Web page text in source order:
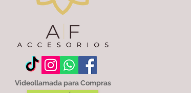
Videollamada para Compras